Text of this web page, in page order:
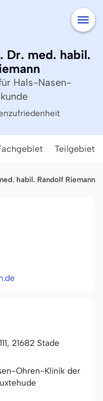
Dr. med. habil.
Hals-Nasen-
Teilgebiete
habil. Randolf Riemann
, 21682 Stade
Ohren-Klinik der